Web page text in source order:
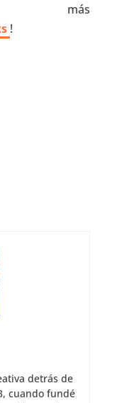
más
!
detrás de
cuando fundé